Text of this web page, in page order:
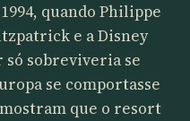
quando Philippe
e a Disney
sobreviveria se
se comportasse
que o resort